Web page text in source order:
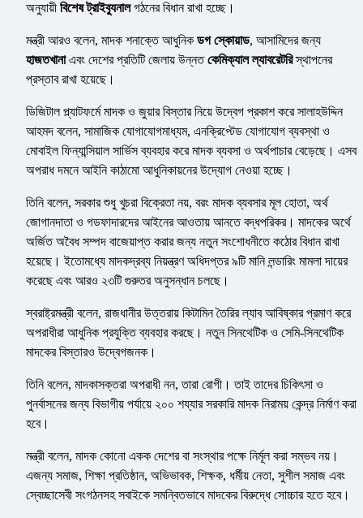
অনুযায়ী বিশেষ ট্রাইব্যুনালগঠনের বিধান রাখা হচ্ছে।
মন্ত্রী আরও বলেন, মাদক শনাক্তে আধুনিক ডগ স্কোয়াড, আসামিদের জন্য
হাজতখানাএবং দেশের প্রতিটি জেলায় উন্নতকেমিক্যাল ল্যাবরেটরিস্থাপনের
প্রস্তাব রাখা হয়েছে।
ডিজিটাল প্ল্যাটফর্মে মাদক ও জুয়ার বিস্তার নিয়ে উদ্বেগ প্রকাশ করে সালাহউদ্দিন
আহমদ বলেন, সামাজিক যোগাযোগমাধ্যম, এনক্রিপ্টেড যোগাযোগ ব্যবস্থা ও
মোবাইল ফিন্যান্সিয়াল সার্ভিস ব্যবহার করে মাদক ব্যবসা ও অর্থপাচার বেড়েছে। এসব
অপরাধ দমনে আইনি কাঠামো আধুনিকায়নের উদ্যোগ নেওয়া হচ্ছে।
তিনি বলেন, সরকার শুধু খুচরা বিক্রেতা নয়, বরং মাদক ব্যবসার মূল হোতা, অর্থ
জোগানদাতা ও গডফাদারদের আইনের আওতায় আনতে বদ্ধপরিকর। মাদকের অর্থে
অর্জিত অবৈধ সম্পদ বাজেয়াপ্ত করার জন্য নতুন সংশোধনীতে কঠোর বিধান রাখা
হয়েছে। ইতোমধ্যে মাদকদ্রব্য নিয়ন্ত্রণ অধিদপ্তর ৯টি মানি লন্ডারিং মামলা দায়ের
করেছে এবং আরও ২৩টি গুরুতর অনুসন্ধান চলছে।
স্বরাষ্ট্রমন্ত্রী বলেন, রাজধানীর উত্তরায় কিটামিন তৈরির ল্যাব আবিষ্কার প্রমাণ করে
অপরাধীরা আধুনিক প্রযুক্তি ব্যবহার করছে। নতুন সিনথেটিক ও সেমি-সিনথেটিক
মাদকের বিস্তারও উদ্বেগজনক।
তিনি বলেন, মাদকাসক্তরা অপরাধী নন, তারা রোগী। তাই তাদের চিকিৎসা ও
পুনর্বাসনের জন্য বিভাগীয় পর্যায়ে ২০০ শয্যার সরকারি মাদক নিরাময় কেন্দ্র নির্মাণ করা
হবে।
মন্ত্রী বলেন, মাদক কোনো একক দেশের বা সংস্থার পক্ষে নির্মূল করা সম্ভব নয়।
এজন্য সমাজ, শিক্ষা প্রতিষ্ঠান, অভিভাবক, শিক্ষক, ধর্মীয় নেতা, সুশীল সমাজ এবং
স্বেচ্ছাসেবী সংগঠনসহ সবাইকে সমন্বিতভাবে মাদকের বিরুদ্ধে সোচ্চার হতে হবে।